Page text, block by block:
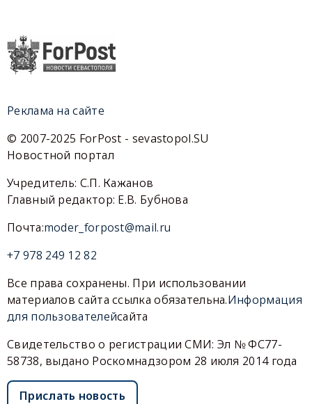
Реклама на сайте
© 2007-2025 ForPost - sevastopol.SU
Новостной портал
Учредитель: С.П. Кажанов
Главный редактор: Е.В. Бубнова
Почта:moder_forpost@mail.ru
+7 978 249 12 82
Все права сохранены. При использовании
материалов сайта ссылка обязательна.Информация
для пользователейсайта
Свидетельство о регистрации СМИ: Эл № ФС77-
58738, выдано Роскомнадзором 28 июля 2014 года
Прислать новость